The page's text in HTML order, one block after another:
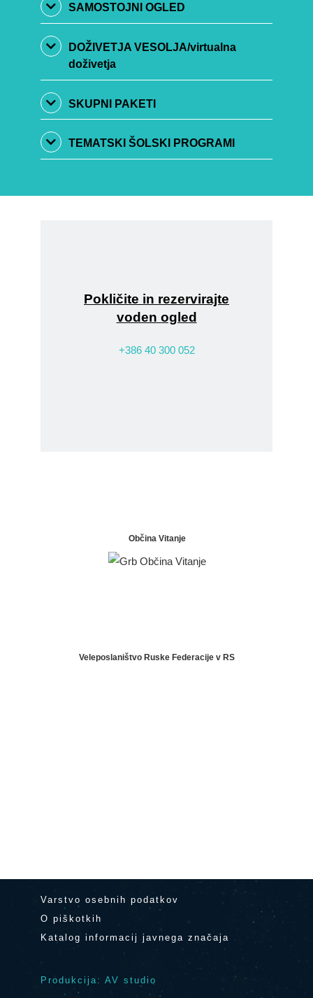
SAMOSTOJNI OGLED
DOŽIVETJA VESOLJA/virtualna
doživetja
SKUPNI PAKETI
TEMATSKI ŠOLSKI PROGRAMI
Pokličite in rezervirajte
voden ogled
+386 40 300 052
Občina Vitanje
Veleposlaništvo Ruske Federacije v RS
Varstvo osebnih podatkov
O piškotkih
Katalog informacij javnega značaja
Produkcija: AV studio